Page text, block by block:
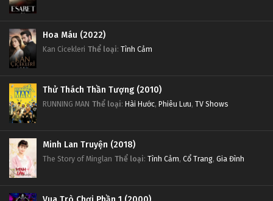
Hoa Máu (2022)
Kan Cicekleri Thể loại: Tình Cảm
Thử Thách Thần Tượng (2010)
RUNNING MAN Thể loại: Hài Hước, Phiêu Lưu, TV Shows
Minh Lan Truyện (2018)
The Story of Minglan Thể loại: Tình Cảm, Cổ Trang, Gia Đình